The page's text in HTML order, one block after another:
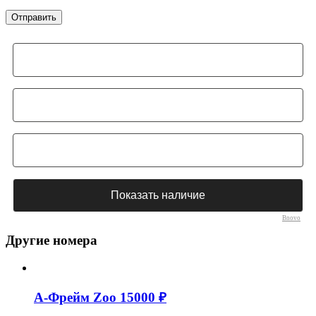
Bnovo
Другие номера
А-Фрейм Zoo 15000 ₽